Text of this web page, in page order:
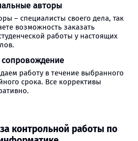
авторы
– специалисты своего дела, так
возможность заказать
работы у настоящих
работу в течение выбранного
срока. Все коррективы
контрольной работы по